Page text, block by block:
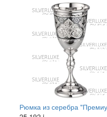
Рюмка из серебра